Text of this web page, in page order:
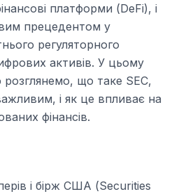
платформи (DeFi), і
прецедентом у
регуляторного
активів. У цьому
розглянемо, що таке SEC,
і як це впливає на
фінансів.
і бірж США (Securities